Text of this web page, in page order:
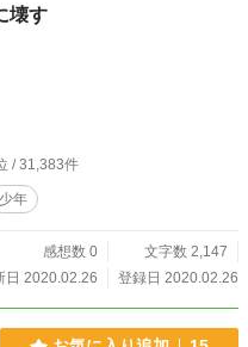
壊す
/ 31,383件
少年
感想数 0
文字数 2,147
日 2020.02.26
登録日 2020.02.26